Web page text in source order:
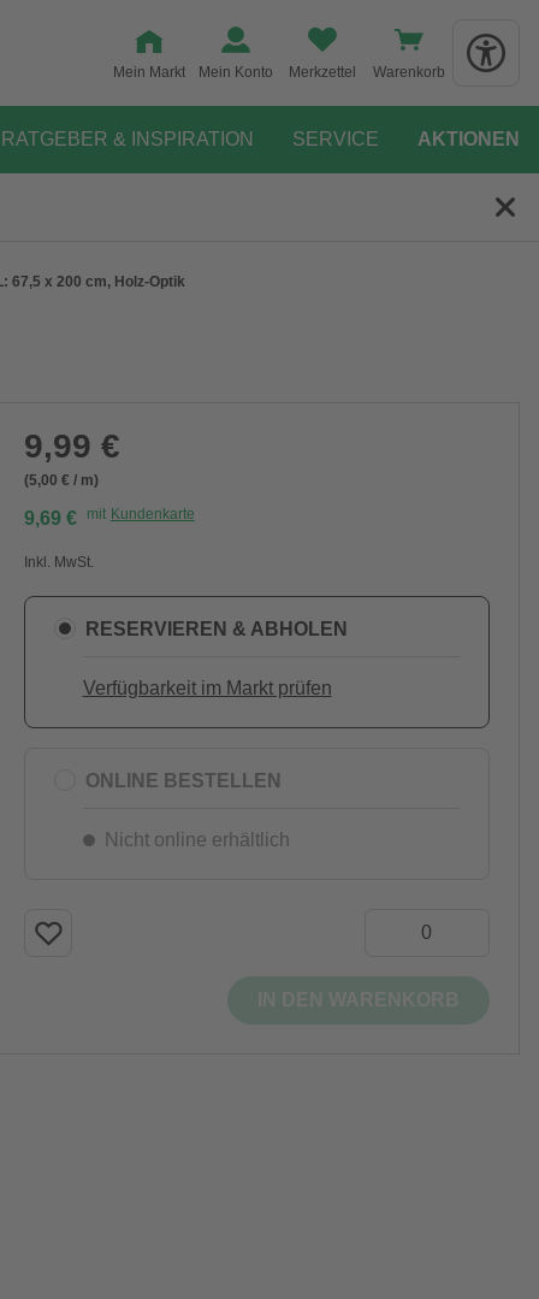
Mein Markt Mein Konto Merkzettel Warenkorb
RATGEBER & INSPIRATION SERVICE AKTIONEN
67,5 x 200 cm, Holz-Optik
9,99 €
(5,00 € / m)
9,69 € mit Kundenkarte
Inkl. MwSt.
RESERVIEREN & ABHOLEN
Verfügbarkeit im Markt prüfen
ONLINE BESTELLEN
Nicht online erhältlich